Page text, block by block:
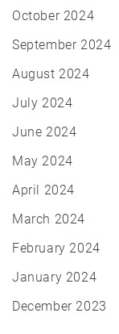
October 2024
September 2024
August 2024
July 2024
June 2024
May 2024
April 2024
March 2024
February 2024
January 2024
December 2023